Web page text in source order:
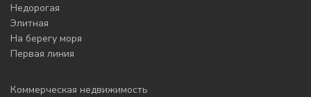
Недорогая
Элитная
На берегу моря
Первая линия
Коммерческая недвижимость